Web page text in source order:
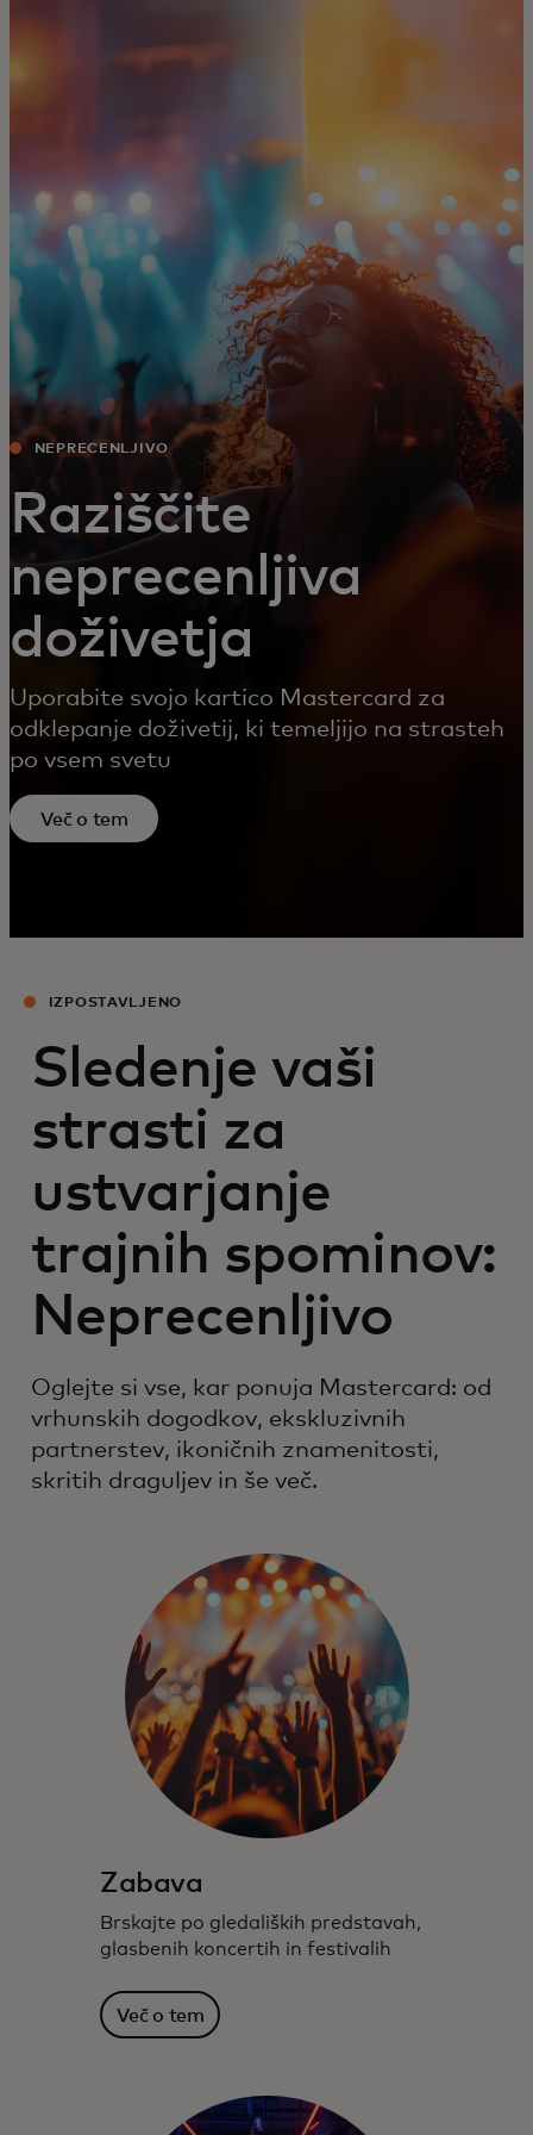
Za podjetja
Za svet
Za inovatorje
Novice in trendi
NEPRECENLJIVO
Raziščite
neprecenljiva
doživetja
Uporabite svojo kartico Mastercard za
odklepanje doživetij, ki temeljijo na strasteh
po vsem svetu
Več o tem
IZPOSTAVLJENO
Sledenje vaši
strasti za
ustvarjanje
trajnih spominov:
Neprecenljivo
Oglejte si vse, kar ponuja Mastercard: od
vrhunskih dogodkov, ekskluzivnih
partnerstev, ikoničnih znamenitosti,
skritih draguljev in še več.
Zabava
Brskajte po gledaliških predstavah,
glasbenih koncertih in festivalih
Več o tem